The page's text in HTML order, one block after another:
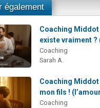
également
Coaching Middot
existe vraiment ?
Coaching
Sarah A.
Coaching Middot
mon fils !
Coaching